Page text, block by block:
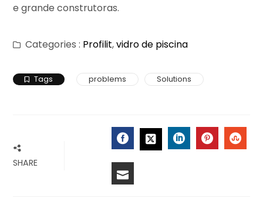
e grande construtoras.
Categories : Profilit,vidro de piscina
Tags problems Solutions
SHARE FACEBOOK